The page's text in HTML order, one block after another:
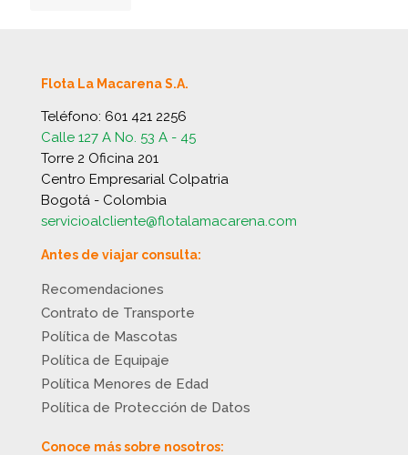
Flota La Macarena S.A.
Teléfono: 601 421 2256
Calle 127 A No. 53 A - 45
Torre 2 Oficina 201
Centro Empresarial Colpatria
Bogotá - Colombia
servicioalcliente@flotalamacarena.com
Antes de viajar consulta:
Recomendaciones
Contrato de Transporte
Política de Mascotas
Política de Equipaje
Política Menores de Edad
Política de Protección de Datos
Conoce más sobre nosotros: